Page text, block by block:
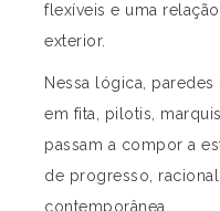
flexíveis e uma
exterior.
Nessa lógica,
em fita, pilotis,
passam a compor a
de progresso,
contemporânea.